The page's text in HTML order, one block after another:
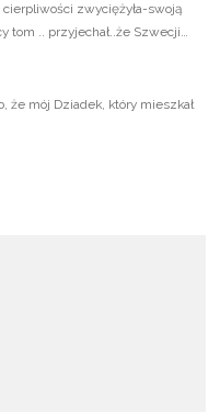
zwyciężyła-swoją
tom .. przyjechał..że Szwecji…
że mój Dziadek, który mieszkał